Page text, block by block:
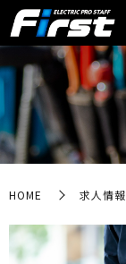
HOME 求人情報